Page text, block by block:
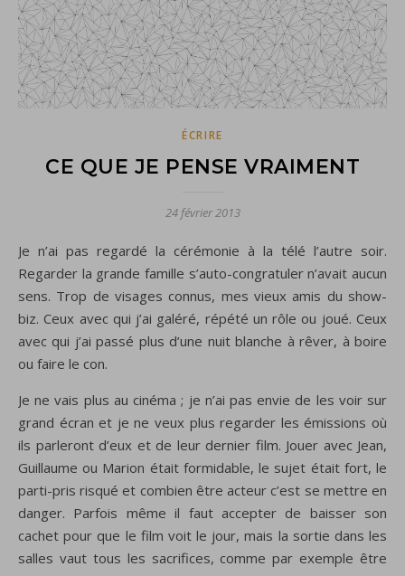
ÉCRIRE
CE QUE JE PENSE VRAIMENT
24 février 2013
Je n’ai pas regardé la cérémonie à la télé l’autre soir.
Regarder la grande famille s’auto-congratuler n’avait aucun
sens. Trop de visages connus, mes vieux amis du show-
biz. Ceux avec qui j’ai galéré, répété un rôle ou joué. Ceux
avec qui j’ai passé plus d’une nuit blanche à rêver, à boire
ou faire le con.
Je ne vais plus au cinéma ; je n’ai pas envie de les voir sur
grand écran et je ne veux plus regarder les émissions où
ils parleront d’eux et de leur dernier film. Jouer avec Jean,
Guillaume ou Marion était formidable, le sujet était fort, le
parti-pris risqué et combien être acteur c’est se mettre en
danger. Parfois même il faut accepter de baisser son
cachet pour que le film voit le jour, mais la sortie dans les
salles vaut tous les sacrifices, comme par exemple être